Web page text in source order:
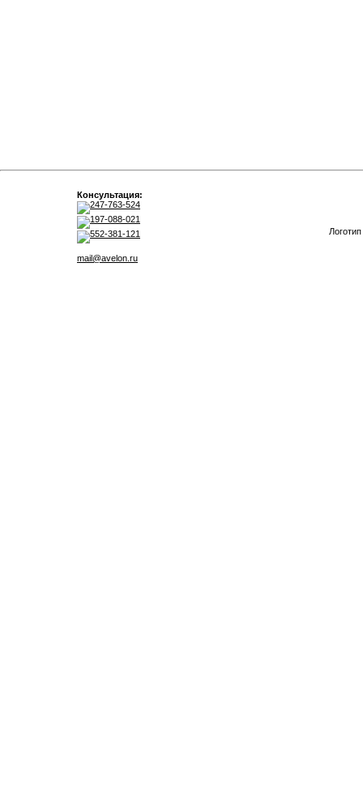
Консультация:
247-763-524
197-088-021
552-381-121
mail@avelon.ru